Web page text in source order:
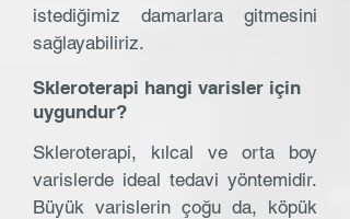
istediğimiz damarlara gitmesini
sağlayabiliriz.
Skleroterapi, kılcal ve orta boy
varislerde ideal tedavi yöntemidir.
Büyük varislerin çoğu da, köpük
Skleroterapi hangi varisler için
uygundur?